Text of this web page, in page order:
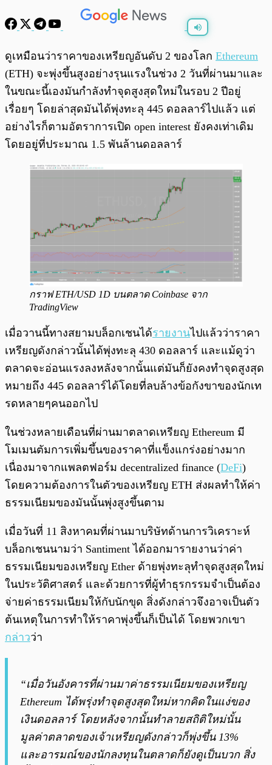
พร้อมเล่น
ดูเหมือนว่าราคาของเหรียญอันดับ 2 ของโลก Ethereum
(ETH) จะพุ่งขึ้นสูงอย่างรุนแรงในช่วง 2 วันที่ผ่านมาและ
ในขณะนี้เองมันกำลังทำจุดสูงสุดใหม่ในรอบ 2 ปีอยู่
เรื่อยๆ โดยล่าสุดมันได้พุ่งทะลุ 445 ดอลลาร์ไปแล้ว แต่
อย่างไรก็ตามอัตราการเปิด open interest ยังคงเท่าเดิม
โดยอยู่ที่ประมาณ 1.5 พันล้านดอลลาร์
กราฟ ETH/USD 1D บนตลาด Coinbase จาก
TradingView
เมื่อวานนี้ทางสยามบล็อกเชนได้รายงานไปแล้วว่าราคา
เหรียญดังกล่าวนั้นได้พุ่งทะลุ 430 ดอลลาร์ และแม้ดูว่า
ตลาดจะอ่อนแรงลงหลังจากนั้นแต่มันก็ยังคงทำจุดสูงสุด
หมายถึง 445 ดอลลาร์ได้โดยที่ลบล้างข้อกังขาของนักเท
รดหลายๆคนออกไป
ในช่วงหลายเดือนที่ผ่านมาตลาดเหรียญ Ethereum มี
โมเมนตัมการเพิ่มขึ้นของราคาที่แข็งแกร่งอย่างมาก
เนื่องมาจากแพลตฟอร์ม decentralized finance (DeFi)
โดยความต้องการในตัวของเหรียญ ETH ส่งผลทำให้ค่า
ธรรมเนียมของมันนั้นพุ่งสูงขึ้นตาม
เมื่อวันที่ 11 สิงหาคมที่ผ่านมาบริษัทด้านการวิเคราะห์
บล็อกเชนนามว่า Santiment ได้ออกมารายงานว่าค่า
ธรรมเนียมของเหรียญ Ether ด้ายพุ่งทะลุทำจุดสูงสุดใหม่
ในประวัติศาสตร์ และด้วยการที่ผู้ทำธุรกรรมจำเป็นต้อง
จ่ายค่าธรรมเนียมให้กับนักขุด สิ่งดังกล่าวจึงอาจเป็นตัว
ต้นเหตุในการทำให้ราคาพุ่งขึ้นก็เป็นได้ โดยพวกเขา
กล่าวว่า
“เมื่อวันอังคารที่ผ่านมาค่าธรรมเนียมของเหรียญ
Ethereum ได้พรุ่งทำจุดสูงสุดใหม่หากคิดในแง่ของ
เงินดอลลาร์ โดยหลังจากนั้นทำลายสถิติใหม่นั้น
มูลค่าตลาดของเจ้าเหรียญดังกล่าวก็พุ่งขึ้น 13%
และอารมณ์ของนักลงทุนในตลาดก็ยังดูเป็นบวก สิ่ง